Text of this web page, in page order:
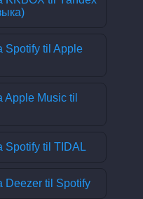
Spotify til Apple
Apple Music til
Spotify til TIDAL
Deezer til Spotify